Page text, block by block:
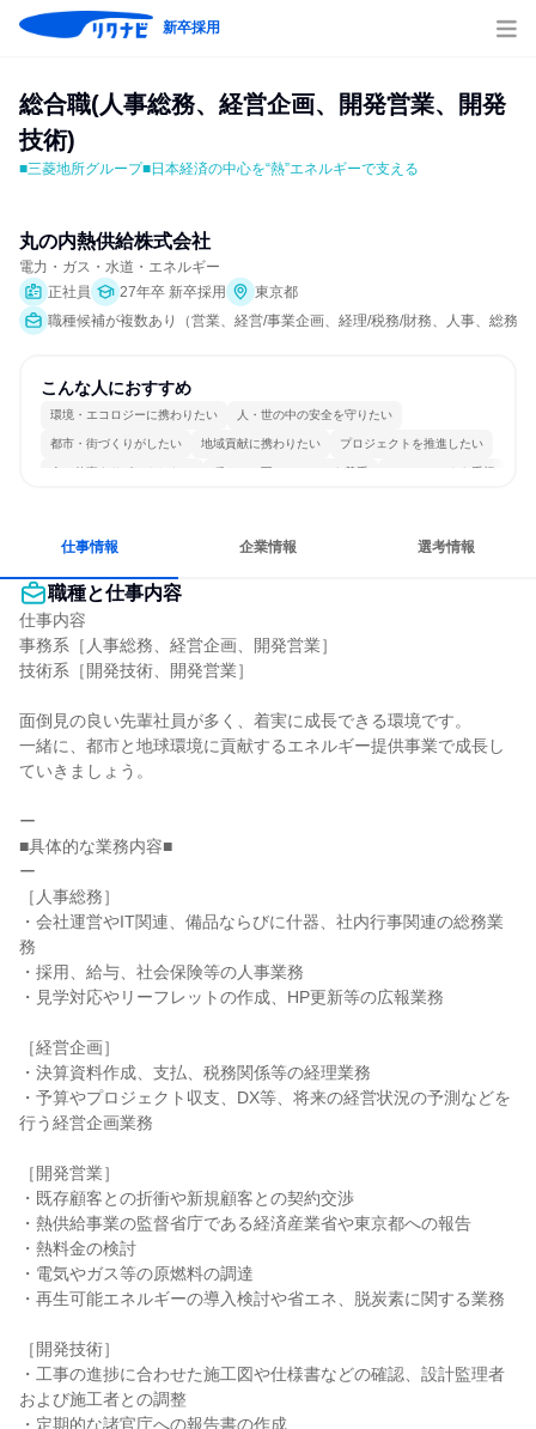
新卒採用
総合職(人事総務、経営企画、開発営業、開発
技術)
■三菱地所グループ■日本経済の中心を“熱”エネルギーで支える
丸の内熱供給株式会社
電力・ガス・水道・エネルギー
正社員
27年卒 新卒採用
東京都
職種候補が複数あり（営業、経営/事業企画、経理/税務/財務、人事、総務
こんな人におすすめ
環境・エコロジーに携わりたい 人・世の中の安全を守りたい
都市・街づくりがしたい 地域貢献に携わりたい プロジェクトを推進したい
人の仕事をサポートしたい 穏やかで互いのペースを尊重 チームワークを重視
仕事情報 企業情報 選考情報
職種と仕事内容
仕事内容
事務系［人事総務、経営企画、開発営業］
技術系［開発技術、開発営業］
面倒見の良い先輩社員が多く、着実に成長できる環境です。
一緒に、都市と地球環境に貢献するエネルギー提供事業で成長し
ていきましょう。
ー
■具体的な業務内容■
ー
［人事総務］
・会社運営やIT関連、備品ならびに什器、社内行事関連の総務業
務
・採用、給与、社会保険等の人事業務
・見学対応やリーフレットの作成、HP更新等の広報業務
［経営企画］
・決算資料作成、支払、税務関係等の経理業務
・予算やプロジェクト収支、DX等、将来の経営状況の予測などを
行う経営企画業務
［開発営業］
・既存顧客との折衝や新規顧客との契約交渉
・熱供給事業の監督省庁である経済産業省や東京都への報告
・熱料金の検討
・電気やガス等の原燃料の調達
・再生可能エネルギーの導入検討や省エネ、脱炭素に関する業務
［開発技術］
・工事の進捗に合わせた施工図や仕様書などの確認、設計監理者
および施工者との調整
・定期的な諸官庁への報告書の作成